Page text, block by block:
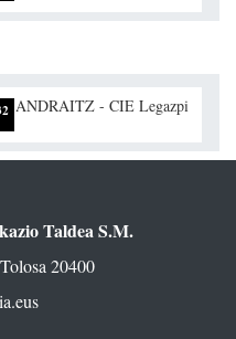
ANDRAITZ - CIE Legazpi
Taldea S.M.
20400